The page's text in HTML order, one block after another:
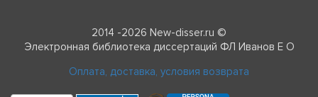
2014 -2026 New-disser.ru ©
Электронная библиотека диссертаций ФЛ Иванов Е О
Оплата, доставка, условия возврата